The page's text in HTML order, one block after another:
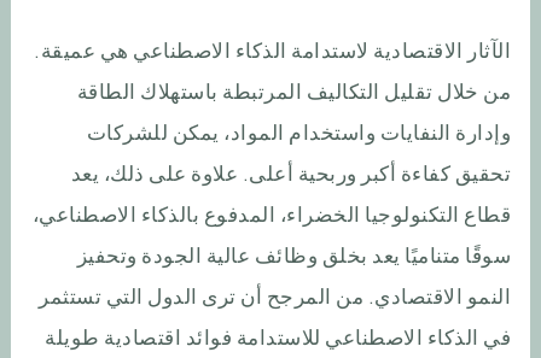
الآثار الاقتصادية لاستدامة الذكاء الاصطناعي هي عميقة.
من خلال تقليل التكاليف المرتبطة باستهلاك الطاقة
وإدارة النفايات واستخدام المواد، يمكن للشركات
تحقيق كفاءة أكبر وربحية أعلى. علاوة على ذلك، يعد
قطاع التكنولوجيا الخضراء، المدفوع بالذكاء الاصطناعي،
سوقًا متناميًا يعد بخلق وظائف عالية الجودة وتحفيز
النمو الاقتصادي. من المرجح أن ترى الدول التي تستثمر
في الذكاء الاصطناعي للاستدامة فوائد اقتصادية طويلة